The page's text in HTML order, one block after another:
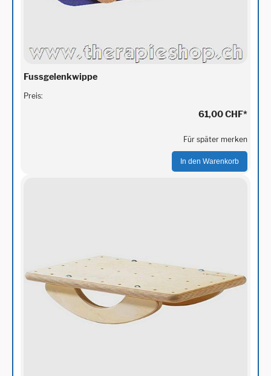
Fussgelenkwippe
Preis:
61,00 CHF*
Für später merken
In den Warenkorb